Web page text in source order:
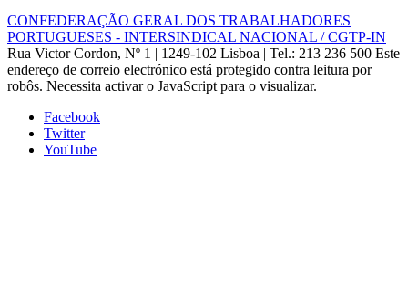
CONFEDERAÇÃO GERAL DOS TRABALHADORES
PORTUGUESES - INTERSINDICAL NACIONAL / CGTP-IN
Rua Victor Cordon, Nº 1 | 1249-102 Lisboa | Tel.: 213 236 500 Este
endereço de correio electrónico está protegido contra leitura por
robôs. Necessita activar o JavaScript para o visualizar.
Facebook
Twitter
YouTube